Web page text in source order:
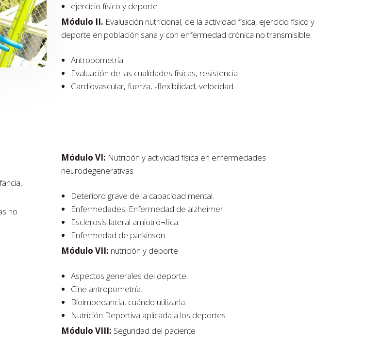
ejercicio físico y deporte.
Módulo II. Evaluación nutricional, de la actividad física, ejercicio físico y
deporte en población sana y con enfermedad crónica no transmisible.
Antropometría.
Evaluación de las cualidades físicas, resistencia
Cardiovascular, fuerza, ‑flexibilidad, velocidad.
no
Módulo VI: Nutrición y actividad física en enfermedades
neurodegenerativas
Deterioro grave de la capacidad mental.
Enfermedades: Enfermedad de alzheimer.
Esclerosis lateral amiotró¬fica.
Enfermedad de parkinson.
Módulo VII: nutrición y deporte
Aspectos generales del deporte.
Cine antropometría.
Bioimpedancia, cuándo utilizarla.
Nutrición Deportiva aplicada a los deportes.
Módulo VIII: Seguridad del paciente